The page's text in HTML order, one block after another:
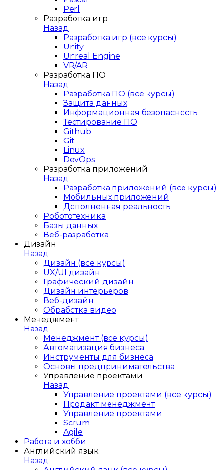
Perl
Разработка игр
Назад
Разработка игр (все курсы)
Unity
Unreal Engine
VR/AR
Разработка ПО
Назад
Разработка ПО (все курсы)
Защита данных
Информационная безопасность
Тестирование ПО
Github
Git
Linux
DevOps
Разработка приложений
Назад
Разработка приложений (все курсы)
Мобильных приложений
Дополненная реальность
Робототехника
Базы данных
Веб-разработка
Дизайн
Назад
Дизайн (все курсы)
UX/UI дизайн
Графический дизайн
Дизайн интерьеров
Веб-дизайн
Обработка видео
Менеджмент
Назад
Менеджмент (все курсы)
Автоматизация бизнеса
Инструменты для бизнеса
Основы предпринимательства
Управление проектами
Назад
Управление проектами (все курсы)
Продакт менеджмент
Управление проектами
Scrum
Agile
Работа и хобби
Английский язык
Назад